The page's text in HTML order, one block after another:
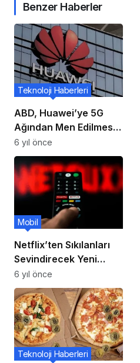
Benzer Haberler
ABD, Huawei’ye 5G
Ağından Men Edilmesi
İçin Güney Kore’ye
Baskı Yapabilir
Teknoloji Haberleri
6 yıl önce
Netflix’ten Sıkılanları
Sevindirecek Yeni
Özellikler!
Mobil
6 yıl önce
Teknoloji Haberleri